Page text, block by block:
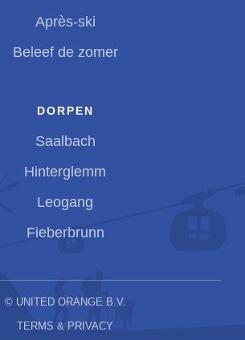
Après-ski
Beleef de zomer
DORPEN
Saalbach
Hinterglemm
Leogang
Fieberbrunn
© UNITED ORANGE B.V.
TERMS & PRIVACY